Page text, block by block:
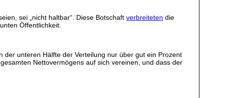
sei „nicht haltbar“. Diese Botschaftverbreiteten die
Öffentlichkeit.
der unteren Hälfte der Verteilung nur über gut ein Prozent
Nettovermögens auf sich vereinen, und dass der